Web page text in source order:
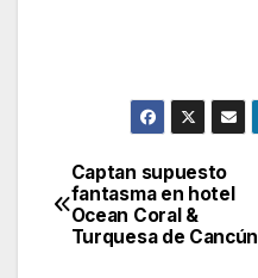
Post
navigation
Captan supuesto
fantasma en hotel
Ocean Coral &
Turquesa de Cancún